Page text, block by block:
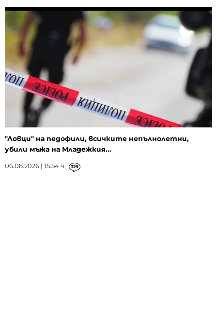
"Ловци" на педофили, всичките непълнолетни,
убили мъжа на Младежкия...
06.08.2026 | 15:54 ч. 329